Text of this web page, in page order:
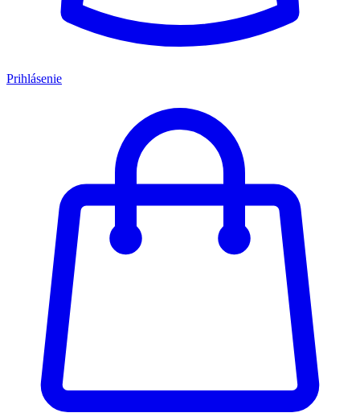
Prihlásenie